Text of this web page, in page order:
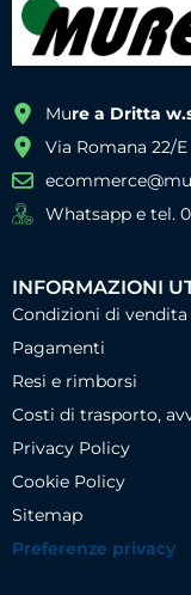
Mure a Dritta
Via Romana 22/
Whatsapp e tel.
INFORMAZIONI
Condizioni di vendita
Pagamenti
Resi e rimborsi
Costi di trasporto,
Privacy Policy
Cookie Policy
Sitemap
Preferenze privacy